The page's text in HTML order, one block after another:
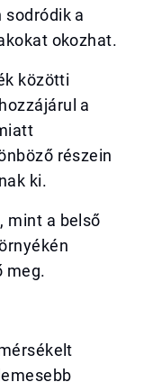
sodródik a
okozhat.
közötti
a
részein
ki.
mint a belső
meg.